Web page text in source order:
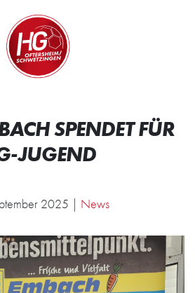
Zur Startseite
SPENDET FÜR
JUGEND
2025 | News